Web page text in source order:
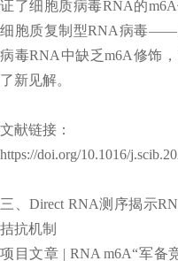
证了细胞质病毒RNA的
细胞质复制型RNA病毒——
病毒RNA中缺乏m6A修饰
了新见解。
文献链接：
https://doi.org/10.1016/
三、Direct RNA测序揭示
拮抗机制
项目文章 | RNA m6A“军备